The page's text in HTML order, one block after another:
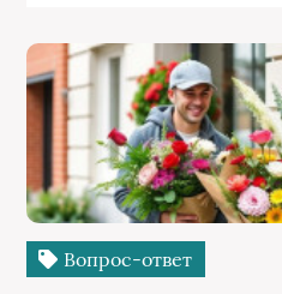
Вопрос-ответ